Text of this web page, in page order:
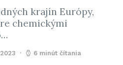
krajín Európy,
chemickými
6 minút čítania